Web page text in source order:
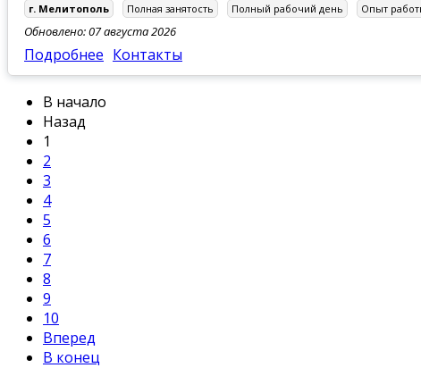
г. Мелитополь Полная занятость Полный рабочий день Опыт
Обновлено: 07 августа 2026
Подробнее Контакты
В начало
Назад
1
2
3
4
5
6
7
8
9
10
Вперед
В конец